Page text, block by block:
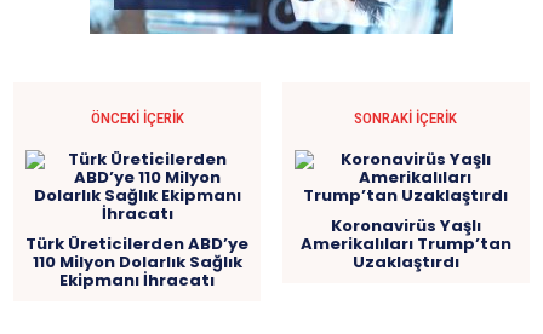
ÖNCEKI İÇERIK
Türk Üreticilerden ABD’ye
110 Milyon Dolarlık Sağlık
Ekipmanı İhracatı
SONRAKI İÇERIK
Koronavirüs Yaşlı
Amerikalıları Trump’tan
Uzaklaştırdı